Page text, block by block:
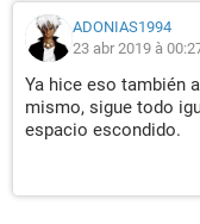
ADONIAS1994
23 abr 2019 à
Ya hice eso también
mismo, sigue todo
espacio escondido.